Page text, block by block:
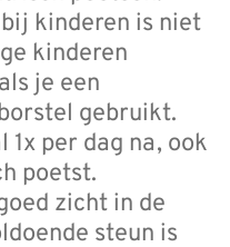
kinderen is niet
kinderen
je een
gebruikt.
1x per dag na, ook
poetst.
zicht in de
steun is